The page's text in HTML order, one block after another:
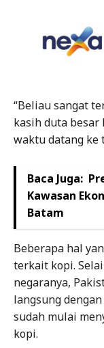
“Beliau sangat
kasih duta besar
waktu datang ke
Baca Juga:
Kawasan
Batam
Beberapa hal
terkait kopi.
negaranya,
langsung
sudah mulai
kopi.